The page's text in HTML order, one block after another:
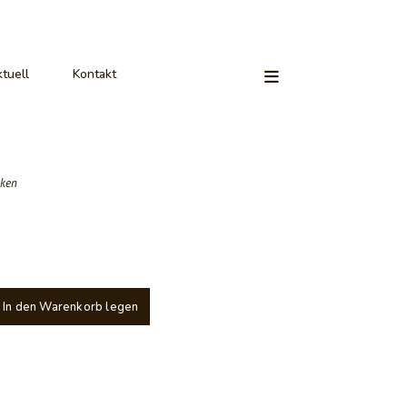
Kontakt
In den Warenkorb legen